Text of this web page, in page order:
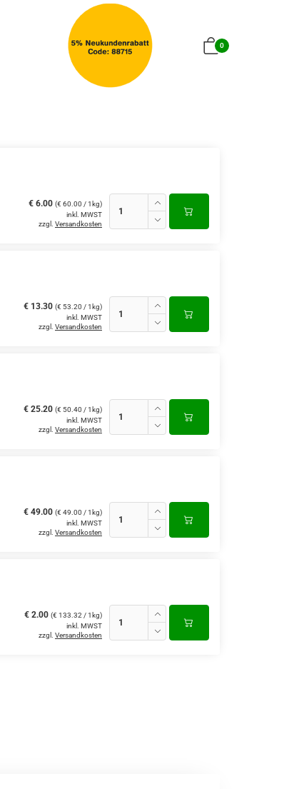
0
€ 6.00 (€ 60.00 / 1kg)
inkl. MWST
zzgl. Versandkosten
€ 13.30 (€ 53.20 / 1kg)
inkl. MWST
zzgl. Versandkosten
€ 25.20 (€ 50.40 / 1kg)
inkl. MWST
zzgl. Versandkosten
€ 49.00 (€ 49.00 / 1kg)
inkl. MWST
zzgl. Versandkosten
€ 2.00 (€ 133.32 / 1kg)
inkl. MWST
zzgl. Versandkosten